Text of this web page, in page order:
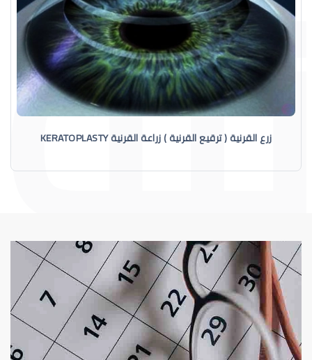
زرع القرنية ( ترقيع القرنية ) زراعة القرنية KERATOPLASTY
القرنية